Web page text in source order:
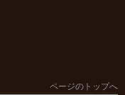
ページのトップへ